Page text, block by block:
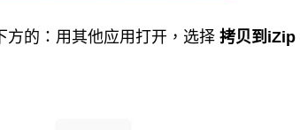
方的：用其他应用打开，选择 拷贝到iZip